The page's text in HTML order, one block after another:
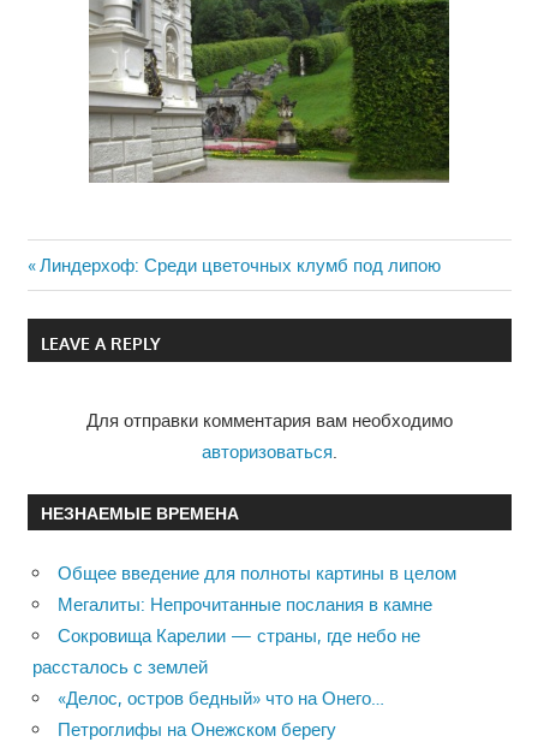
Навигация
по
Previous
Post:
Линдерхоф: Среди цветочных клумб под липою
LEAVE A REPLY
Для отправки комментария вам необходимо
авторизоваться
НЕЗНАЕМЫЕ ВРЕМЕНА
Общее введение для полноты картины в целом
Мегалиты: Непрочитанные послания в камне
Сокровища Карелии — страны, где небо не
рассталось с землей
«Делос, остров бедный» что на Онего…
Петроглифы на Онежском берегу